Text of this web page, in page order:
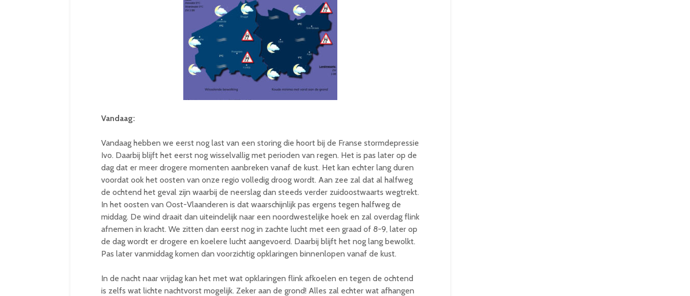
Vandaag:
Vandaag hebben we eerst nog last van een storing die hoort bij de Franse stormdepressie
Ivo. Daarbij blijft het eerst nog wisselvallig met perioden van regen. Het is pas later op de
dag dat er meer drogere momenten aanbreken vanaf de kust. Het kan echter lang duren
voordat ook het oosten van onze regio volledig droog wordt. Aan zee zal dat al halfweg
de ochtend het geval zijn waarbij de neerslag dan steeds verder zuidoostwaarts wegtrekt.
In het oosten van Oost-Vlaanderen is dat waarschijnlijk pas ergens tegen halfweg de
middag. De wind draait dan uiteindelijk naar een noordwestelijke hoek en zal overdag flink
afnemen in kracht. We zitten dan eerst nog in zachte lucht met een graad of 8-9, later op
de dag wordt er drogere en koelere lucht aangevoerd. Daarbij blijft het nog lang bewolkt.
Pas later vanmiddag komen dan voorzichtig opklaringen binnenlopen vanaf de kust.
In de nacht naar vrijdag kan het met wat opklaringen flink afkoelen en tegen de ochtend
is zelfs wat lichte nachtvorst mogelijk. Zeker aan de grond! Alles zal echter wat afhangen